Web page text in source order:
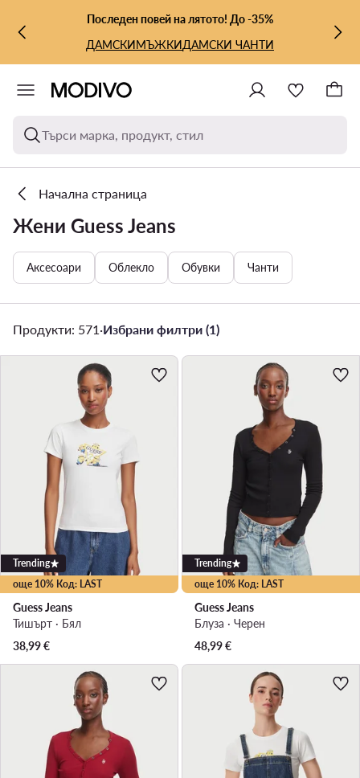
КЪМ ОСНОВНОТО СЪДЪРЖАНИЕ
КЪМ ТЪРСЕНЕПоследен повей на лятото! До -35%
ДАМСКИМЪЖКИДАМСКИ ЧАНТИ
Търси марка, продукт, стил
Начална страница
Жени Guess Jeans
Аксесоари Облекло Обувки Чанти
Продукти: 571 ·Избрани филтри (1)
още 10% Код: LAST
Trending
Guess Jeans
Тишърт · Бял
38,99€
още 10% Код: LAST
Trending
Guess Jeans
Блуза · Черен
48,99€